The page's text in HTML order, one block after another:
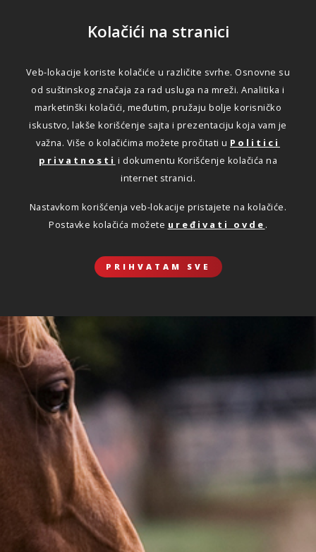
Kolačići na stranici
Veb-lokacije koriste kolačiće u različite svrhe. Osnovne su
od suštinskog značaja za rad usluga na mreži. Analitika i
marketinški kolačići, međutim, pružaju bolje korisničko
iskustvo, lakše korišćenje sajta i prezentaciju koja vam je
važna. Više o kolačićima možete pročitati u Politici
privatnosti i dokumentu Korišćenje kolačića na
internet stranici.
Nastavkom korišćenja veb-lokacije pristajete na kolačiće.
Postavke kolačića možete uređivati ovde .
PRIHVATAM SVE